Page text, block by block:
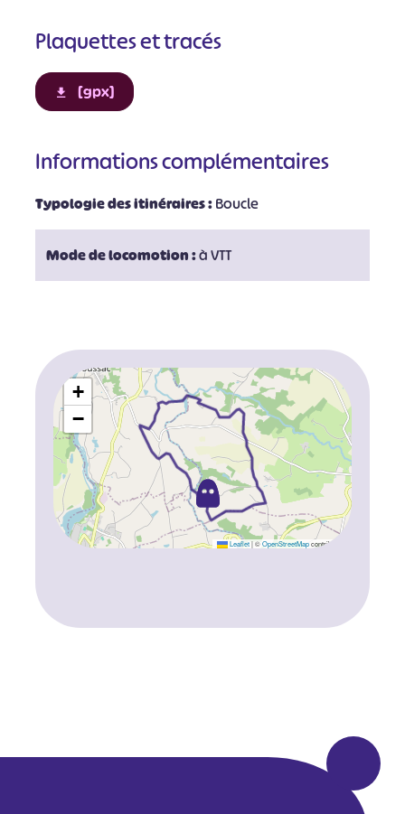
Plaquettes et tracés
[gpx]
Informations complémentaires
Typologie des itinéraires :Boucle
Mode de locomotion :à VTT
+
−
Leaflet |©OpenStreetMapcontributors